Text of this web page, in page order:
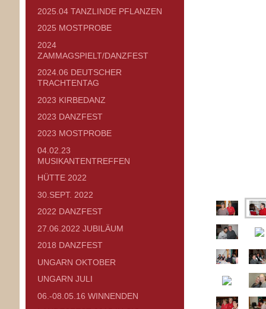
2025.04 TANZLINDE PFLANZEN
2025 MOSTPROBE
2024
ZAMMAGSPIELT/DANZFEST
2024.06 DEUTSCHER
TRACHTENTAG
2023 KIRBEDANZ
2023 DANZFEST
2023 MOSTPROBE
04.02.23
MUSIKANTENTREFFEN
HÜTTE 2022
30.SEPT. 2022
2022 DANZFEST
27.06.2022 JUBILÄUM
2018 DANZFEST
UNGARN OKTOBER
UNGARN JULI
06.-08.05.16 WINNENDEN